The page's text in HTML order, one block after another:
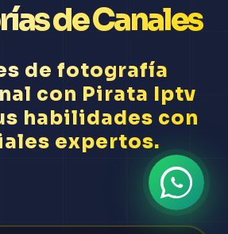
de Canales
de fotografía
con Pirata Iptv
habilidades con
expertos.